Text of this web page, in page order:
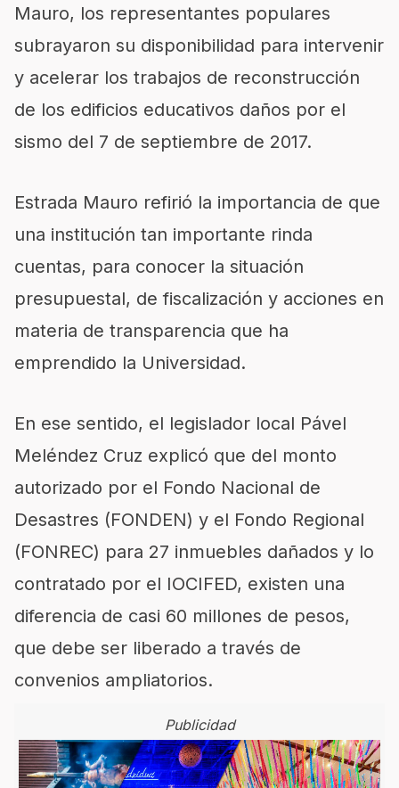
Mauro, los representantes populares
subrayaron su disponibilidad para intervenir
y acelerar los trabajos de reconstrucción
de los edificios educativos daños por el
sismo del 7 de septiembre de 2017.
Estrada Mauro refirió la importancia de que
una institución tan importante rinda
cuentas, para conocer la situación
presupuestal, de fiscalización y acciones en
materia de transparencia que ha
emprendido la Universidad.
En ese sentido, el legislador local Pável
Meléndez Cruz explicó que del monto
autorizado por el Fondo Nacional de
Desastres (FONDEN) y el Fondo Regional
(FONREC) para 27 inmuebles dañados y lo
contratado por el IOCIFED, existen una
diferencia de casi 60 millones de pesos,
que debe ser liberado a través de
convenios ampliatorios.
Publicidad